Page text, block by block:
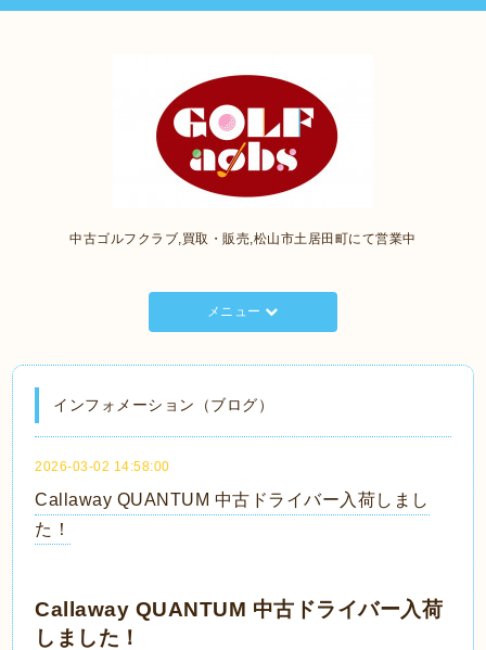
中古ゴルフクラブ,買取・販売,松山市土居田町にて営業中
メニュー
インフォメーション（ブログ）
2026-03-02 14:58:00
Callaway QUANTUM 中古ドライバー入荷しまし
た！
Callaway QUANTUM 中古ドライバー入荷
しました！